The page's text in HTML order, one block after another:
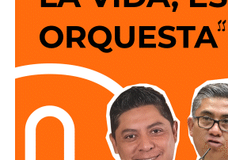
justificada, renuncie a su empleo o
goce de sueldo, cuando este
principal medio para obtener ingresos.
Asimismo, se establecen sanciones
un proceso judicial o existiendo una
enajenen intencionalmente de
bienes con la finalidad de eludir
vehículos que ingresen a la zona de
deberán hacerlo desde Calzada de
utilizando esta vialidad como acceso
alternativa,se contará con un
avenida Simón Díaz, proveniente de
Constitución.
Para la salida del recinto,el flujo